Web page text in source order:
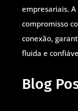
empresariais. A
compromisso
conexão,
fluida e
Blog